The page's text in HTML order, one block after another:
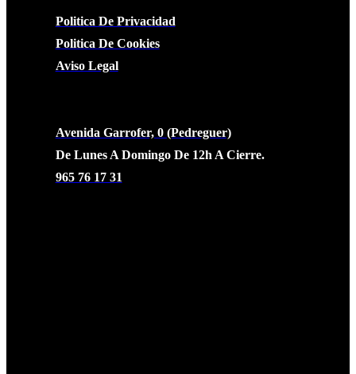
Politica De Privacidad
Politica De Cookies
Aviso Legal
Avenida Garrofer, 0 (Pedreguer)
De Lunes A Domingo De 12h A Cierre.
965 76 17 31